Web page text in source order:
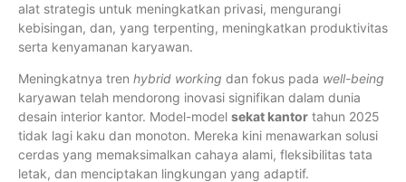
alat strategis untuk meningkatkan privasi, mengurangi
kebisingan, dan, yang terpenting, meningkatkan produktivitas
serta kenyamanan karyawan.
Meningkatnya tren hybrid working dan fokus pada well-being
karyawan telah mendorong inovasi signifikan dalam dunia
desain interior kantor. Model-model sekat kantor tahun 2025
tidak lagi kaku dan monoton. Mereka kini menawarkan solusi
cerdas yang memaksimalkan cahaya alami, fleksibilitas tata
letak, dan menciptakan lingkungan yang adaptif.